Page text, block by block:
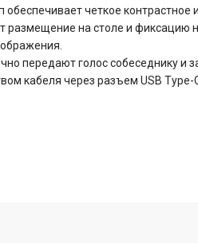
четкое
размещение на столе и
передают голос собеседнику и
кабеля через разъем USB